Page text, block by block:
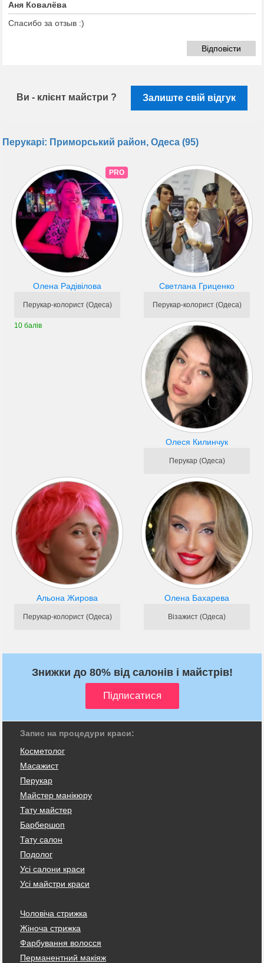
Аня Ковалёва
Спасибо за отзыв :)
Відповісти
Ви - клієнт майстри ? Залиште свій відгук
Перукарі: Приморський район, Одеса (95)
PRO
Олена Радівілова
Перукар-колорист (Одеса)
10 балів
Светлана Гриценко
Перукар-колорист (Одеса)
Олеся Килинчук
Перукар (Одеса)
Альона Жирова
Перукар-колорист (Одеса)
Олена Бахарева
Візажист (Одеса)
Знижки до 80% від салонів і майстрів!
Запис на процедури краси:
Косметолог
Масажист
Перукар
Майстер манікюру
Тату майстер
Барбершоп
Тату салон
Подолог
Усі салони краси
Усі майстри краси
Чоловіча стрижка
Жіноча стрижка
Фарбування волосся
Перманентний макіяж